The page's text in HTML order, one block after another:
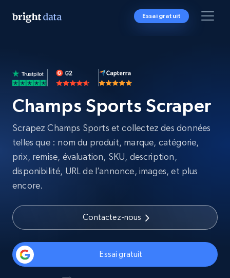
Essai gratuit
Champs Sports Scraper
Scrapez Champs Sports et collectez des données
telles que : nom du produit, marque, catégorie,
prix, remise, évaluation, SKU, description,
disponibilité, URL de l’annonce, images, et plus
encore.
Contactez-nous
Essai gratuit